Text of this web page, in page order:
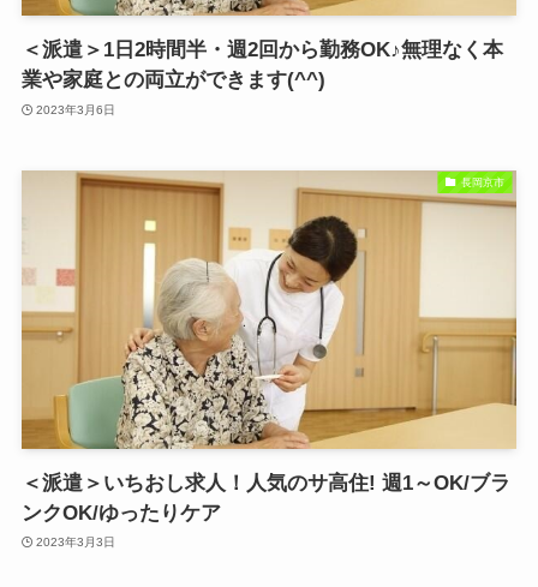
＜派遣＞1日2時間半・週2回から勤務OK♪無理なく本
業や家庭との両立ができます(^^)
2023年3月6日
長岡京市
＜派遣＞いちおし求人！人気のサ高住! 週1～OK/ブラ
ンクOK/ゆったりケア
2023年3月3日